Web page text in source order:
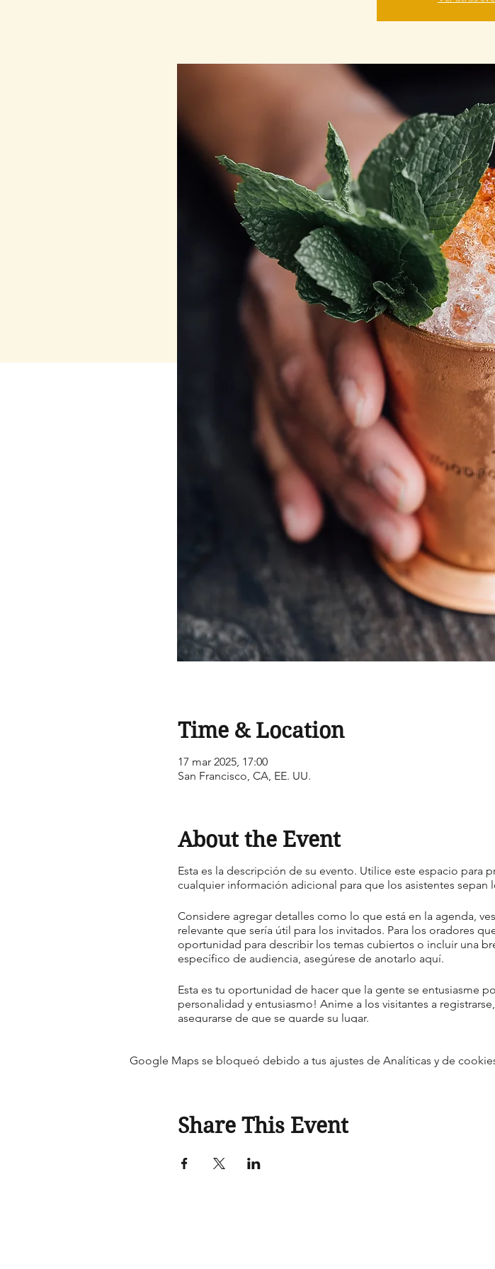
Time & Location
17 mar 2025, 17:00
San Francisco, CA, EE. UU.
About the Event
Esta es la descripción de su evento. Utilice este espacio para
cualquier información adicional para que los asistentes sepan
Considere agregar detalles como lo que está en la agenda,
relevante que sería útil para los invitados. Para los oradores
oportunidad para describir los temas cubiertos o incluir una
específico de audiencia, asegúrese de anotarlo aquí.
Esta es tu oportunidad de hacer que la gente se entusiasme
personalidad y entusiasmo! Anime a los visitantes a
asegurarse de que se guarde su lugar.
Google Maps se bloqueó debido a tus ajustes de Analíticas y de
Share This Event